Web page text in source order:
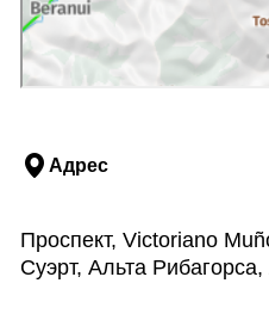
Адрес
Проспект, Victoriano
Суэрт, Альта